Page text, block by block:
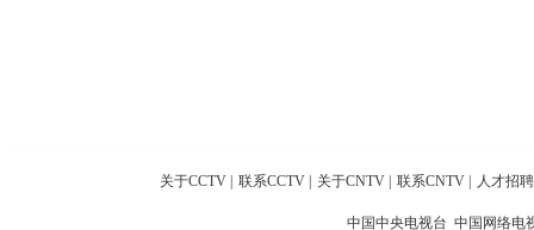
关于CCTV 联系CCTV 关于CNTV 联系CNTV 人才招聘
中国中央电视台 中国网络电